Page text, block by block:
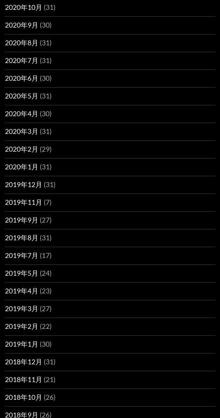
2020年10月 (31)
2020年9月 (30)
2020年8月 (31)
2020年7月 (31)
2020年6月 (30)
2020年5月 (31)
2020年4月 (30)
2020年3月 (31)
2020年2月 (29)
2020年1月 (31)
2019年12月 (31)
2019年11月 (7)
2019年9月 (27)
2019年8月 (31)
2019年7月 (17)
2019年5月 (24)
2019年4月 (23)
2019年3月 (27)
2019年2月 (22)
2019年1月 (30)
2018年12月 (31)
2018年11月 (21)
2018年10月 (26)
2018年9月 (26)